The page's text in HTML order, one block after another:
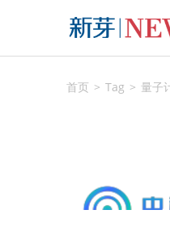
首页 Tag 量子